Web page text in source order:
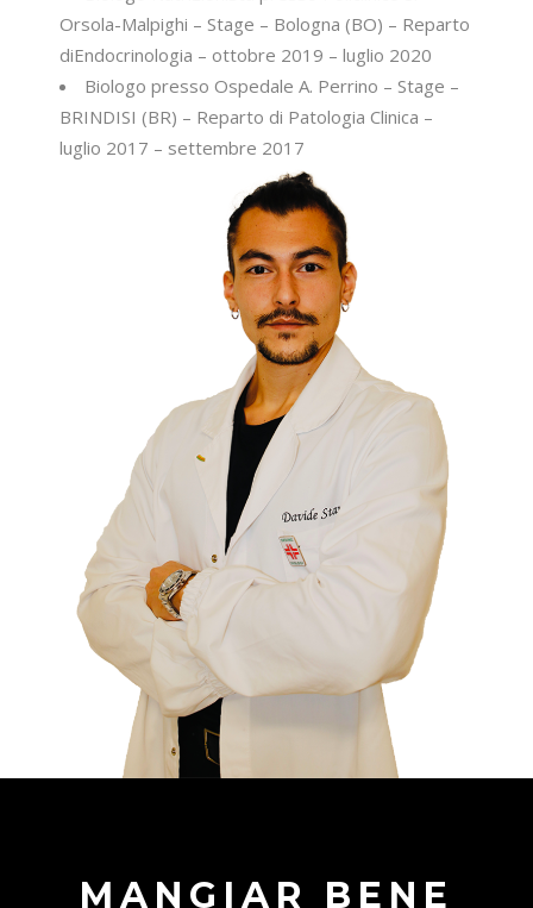
Orsola-Malpighi – Stage – Bologna (BO) – Reparto
diEndocrinologia – ottobre 2019 – luglio 2020
Biologo presso Ospedale A. Perrino – Stage –
BRINDISI (BR) – Reparto di Patologia Clinica –
luglio 2017 – settembre 2017
MANGIAR BENE